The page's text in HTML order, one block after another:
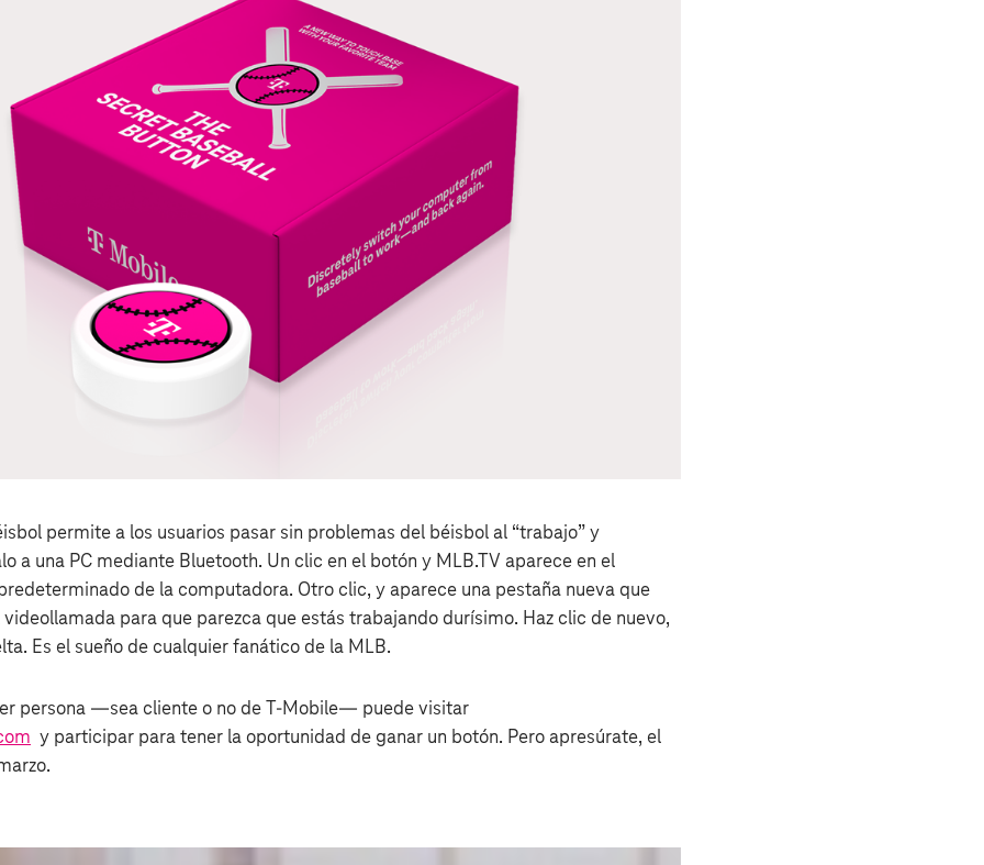
permite a los usuarios pasar sin problemas del béisbol al “trabajo” y
a una PC mediante Bluetooth. Un clic en el botón y MLB.TV aparece en el
de la computadora. Otro clic, y aparece una pestaña nueva que
para que parezca que estás trabajando durísimo. Haz clic de nuevo,
Es el sueño de cualquier fanático de la MLB.
persona —sea cliente o no de T‑Mobile— puede visitar
y participar para tener la oportunidad de ganar un botón. Pero apresúrate, el